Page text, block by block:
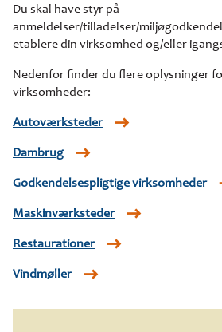
Du skal have styr på
anmeldelser/tilladelser/
etablere din virksomhed og/eller
Nedenfor finder du flere oplysninger
virksomheder:
Autoværksteder
Dambrug
Godkendelsespligtige virksomheder
Maskinværksteder
Restaurationer
Vindmøller